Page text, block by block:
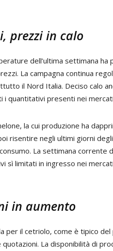
prezzi in calo
dell’ultima settimana ha
La campagna continua
il Nord Italia. Deciso calo
i quantitativi presenti nei
la cui produzione ha
risentire negli ultimi giorni
La settimana corrente
sì limitati in ingresso nei
in aumento
per il cetriolo, come è tipico
La disponibilità di